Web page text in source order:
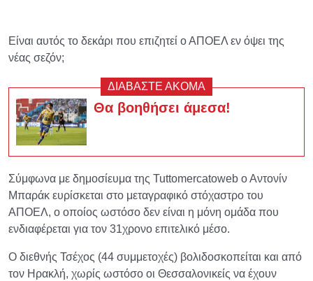
Είναι αυτός το δεκάρι που επιζητεί ο ΑΠΟΕΛ εν όψει της
νέας σεζόν;
ΔΙΑΒΑΣΤΕ ΑΚΟΜΑ
Θα βοηθήσει άμεσα!
Σύμφωνα με δημοσίευμα της Tuttomercatoweb ο Αντονίν
Μπαράκ ευρίσκεται στο μεταγραφικό στόχαστρο του
ΑΠΟΕΛ, ο οποίος ωστόσο δεν είναι η μόνη ομάδα που
ενδιαφέρεται για τον 31χρονο επιτελικό μέσο.
Ο διεθνής Τσέχος (44 συμμετοχές) βολιδοσκοπείται και από
τον Ηρακλή, χωρίς ωστόσο οι Θεσσαλονικείς να έχουν